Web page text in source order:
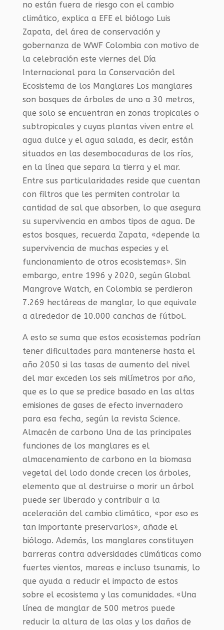
no están fuera de riesgo con el cambio
climático, explica a EFE el biólogo Luis
Zapata, del área de conservación y
gobernanza de WWF Colombia con motivo de
la celebración este viernes del Día
Internacional para la Conservación del
Ecosistema de los Manglares Los manglares
son bosques de árboles de uno a 30 metros,
que solo se encuentran en zonas tropicales o
subtropicales y cuyas plantas viven entre el
agua dulce y el agua salada, es decir, están
situados en las desembocaduras de los ríos,
en la línea que separa la tierra y el mar.
Entre sus particularidades reside que cuentan
con filtros que les permiten controlar la
cantidad de sal que absorben, lo que asegura
su supervivencia en ambos tipos de agua. De
estos bosques, recuerda Zapata, «depende la
supervivencia de muchas especies y el
funcionamiento de otros ecosistemas». Sin
embargo, entre 1996 y 2020, según Global
Mangrove Watch, en Colombia se perdieron
7.269 hectáreas de manglar, lo que equivale
a alrededor de 10.000 canchas de fútbol.
A esto se suma que estos ecosistemas podrían
tener dificultades para mantenerse hasta el
año 2050 si las tasas de aumento del nivel
del mar exceden los seis milímetros por año,
que es lo que se predice basado en las altas
emisiones de gases de efecto invernadero
para esa fecha, según la revista Science.
Almacén de carbono Una de las principales
funciones de los manglares es el
almacenamiento de carbono en la biomasa
vegetal del lodo donde crecen los árboles,
elemento que al destruirse o morir un árbol
puede ser liberado y contribuir a la
aceleración del cambio climático, «por eso es
tan importante preservarlos», añade el
biólogo. Además, los manglares constituyen
barreras contra adversidades climáticas como
fuertes vientos, mareas e incluso tsunamis, lo
que ayuda a reducir el impacto de estos
sobre el ecosistema y las comunidades. «Una
línea de manglar de 500 metros puede
reducir la altura de las olas y los daños de